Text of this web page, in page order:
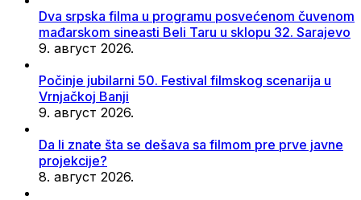
Dva srpska filma u programu posvećenom čuvenom
mađarskom sineasti Beli Taru u sklopu 32. Sarajevo
9. август 2026.
Počinje jubilarni 50. Festival filmskog scenarija u
Vrnjačkoj Banji
9. август 2026.
Da li znate šta se dešava sa filmom pre prve javne
projekcije?
8. август 2026.